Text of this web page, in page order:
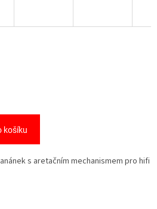
košíku
s aretačním mechanismem pro hifi